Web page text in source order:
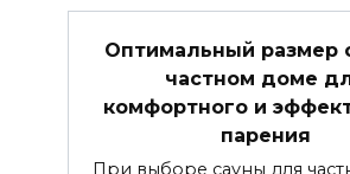
Оптимальный размер
частном доме
комфортного и
парения
При выборе сауны для